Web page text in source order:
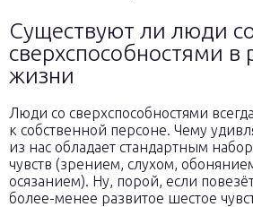
Существуют ли люди
сверхспособностями в
жизни
Люди со сверхспособностями
к собственной персоне. Чему
из нас обладает стандартным
чувств (зрением, слухом,
осязанием). Ну, порой, если
более-менее развитое шестое